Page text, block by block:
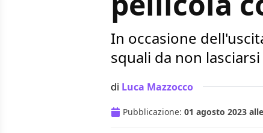
In occasione
squali da non
di Luca Mazzocco
Pubblicazione: 01 agosto 2023